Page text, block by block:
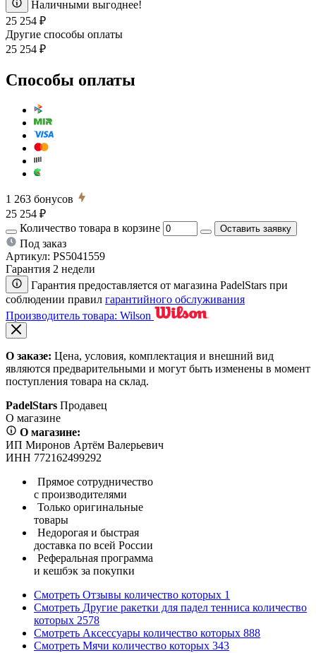
Наличными выгоднее!
25 254 ₽
Другие способы оплаты
25 254 ₽
Способы оплаты
1 263 бонусов
25 254 ₽
Количество товара в корзине
Оставить заявку
Под заказ
Артикул: PS5041559
Гарантия 2 недели
Гарантия предоставляется от магазина PadelStars при
соблюдении правил гарантийного обслуживания
Производитель товара: Wilson
О заказе: Цена, условия, комплектация и внешний вид
являются предварительными и могут быть изменены в момент
поступления товара на склад.
PadelStars Продавец
О магазине
О магазине:
ИП Миронов Артём Валерьевич
ИНН 772162499292
Прямое сотрудничество
с производителями
Только оригинальные
товары
Недорогая и быстрая
доставка по всей России
Реферальная программа
и кешбэк за покупки
Смотреть Отзывы количество которых 1
Смотреть Другие ракетки для падел тенниса количество
которых 2578
Смотреть Аксессуары количество которых 888
Смотреть Мячи количество которых 343